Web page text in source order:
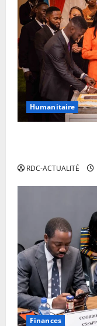
Humanitaire
RDC-ACTUALITÉ
Finances